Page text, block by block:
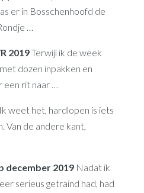
er in Bosschenhoofd de
…
2019Terwijl ik de week
dozen inpakken en
een rit naar …
Ik weet het, hardlopen is iets
Van de andere kant,
december 2019Nadat ik
serieus getraind had, had